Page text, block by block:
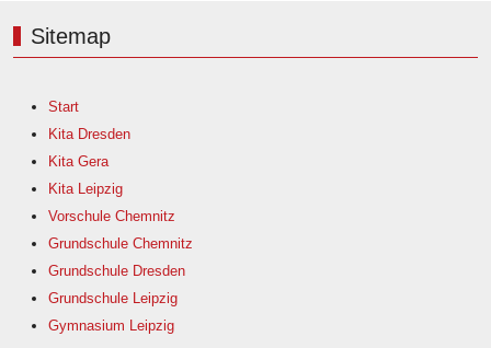
Sitemap
Start
Kita Dresden
Kita Gera
Kita Leipzig
Vorschule Chemnitz
Grundschule Chemnitz
Grundschule Dresden
Grundschule Leipzig
Gymnasium Leipzig